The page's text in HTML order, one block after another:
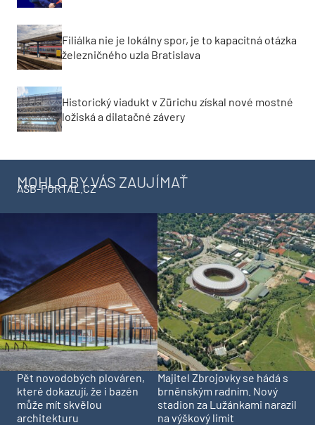
Filiálka nie je lokálny spor, je to kapacitná otázka
železničného uzla Bratislava
Historický viadukt v Zürichu získal nové mostné
ložiská a dilatačné závery
MOHLO BY VÁS ZAUJÍMAŤ
ASB-PORTAL.CZ
Pět novodobých plováren,
které dokazují, že i bazén
může mít skvělou
architekturu
Majitel Zbrojovky se hádá s
brněnským radním. Nový
stadion za Lužánkami narazil
na výškový limit